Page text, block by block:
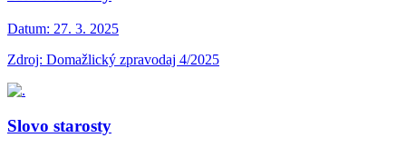
Datum: 27. 3. 2025
Zdroj: Domažlický zpravodaj 4/2025
Slovo starosty